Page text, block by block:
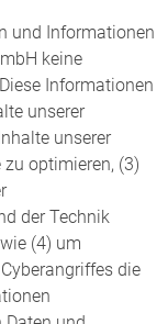
und Informationen
keine
Informationen
unserer
unserer
optimieren, (3)
der Technik
(4) um
die